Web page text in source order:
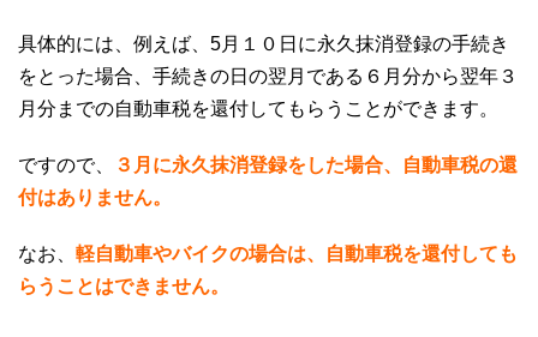
具体的には、例えば、5月１０日に永久抹消登録の手続き
をとった場合、手続きの日の翌月である６月分から翌年３
月分までの自動車税を還付してもらうことができます。
ですので、
３月に永久抹消登録をした場合、自動車税の還
付はありません。
なお、 軽自動車やバイクの場合は、自動車税を還付しても
らうことはできません。